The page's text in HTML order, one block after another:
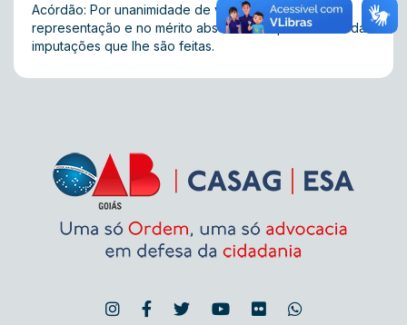
Acórdão: Por unanimidade de votos em conhecer da
representação e no mérito absolver o representado das
imputações que lhe são feitas.